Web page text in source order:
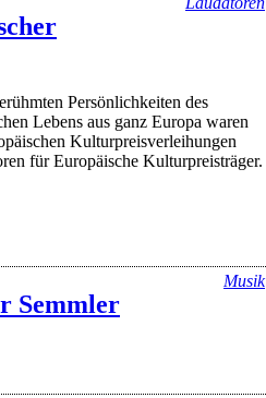
Persönlichkeiten des
Lebens aus ganz Europa waren
Kulturpreisverleihungen
für Europäische Kulturpreisträger.
Musik
Semmler